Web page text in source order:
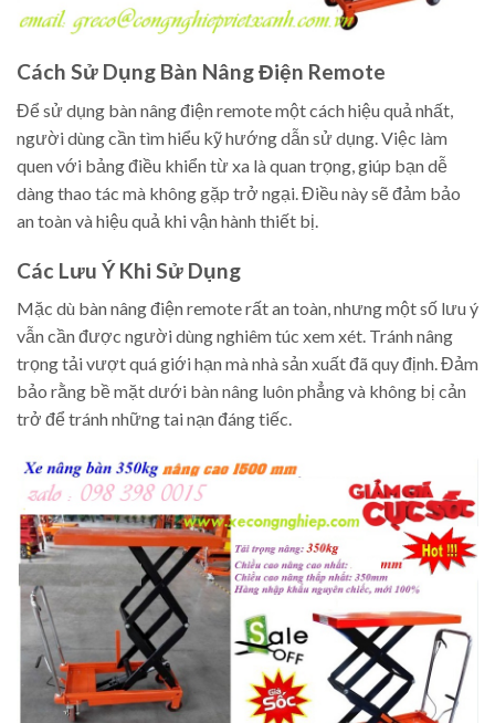
Cách Sử Dụng Bàn Nâng Điện Remote
Để sử dụng bàn nâng điện remote một cách hiệu quả nhất,
người dùng cần tìm hiểu kỹ hướng dẫn sử dụng. Việc làm
quen với bảng điều khiển từ xa là quan trọng, giúp bạn dễ
dàng thao tác mà không gặp trở ngại. Điều này sẽ đảm bảo
an toàn và hiệu quả khi vận hành thiết bị.
Các Lưu Ý Khi Sử Dụng
Mặc dù bàn nâng điện remote rất an toàn, nhưng một số lưu ý
vẫn cần được người dùng nghiêm túc xem xét. Tránh nâng
trọng tải vượt quá giới hạn mà nhà sản xuất đã quy định. Đảm
bảo rằng bề mặt dưới bàn nâng luôn phẳng và không bị cản
trở để tránh những tai nạn đáng tiếc.